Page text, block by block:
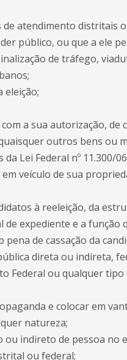
atendimento distritais
público, ou que a ele
de tráfego,
eleição;
a sua autorização, de
outros bens ou
Lei Federal nº 11.300/
veículo de sua
à reeleição, da
expediente e a função
de cassação da
direta ou indireta,
Federal ou qualquer tipo
e colocar em
natureza;
indireto de pessoa no
ou federal;